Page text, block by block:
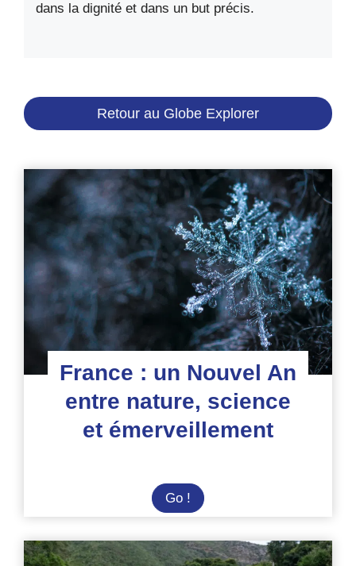
dans la dignité et dans un but précis.
Retour au Globe Explorer
France : un Nouvel An
entre nature, science
et émerveillement
Go ! France
:
un
Nouvel